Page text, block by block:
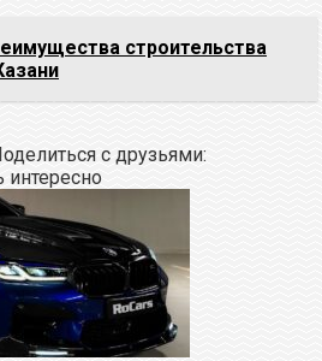
строительства
с друзьями: